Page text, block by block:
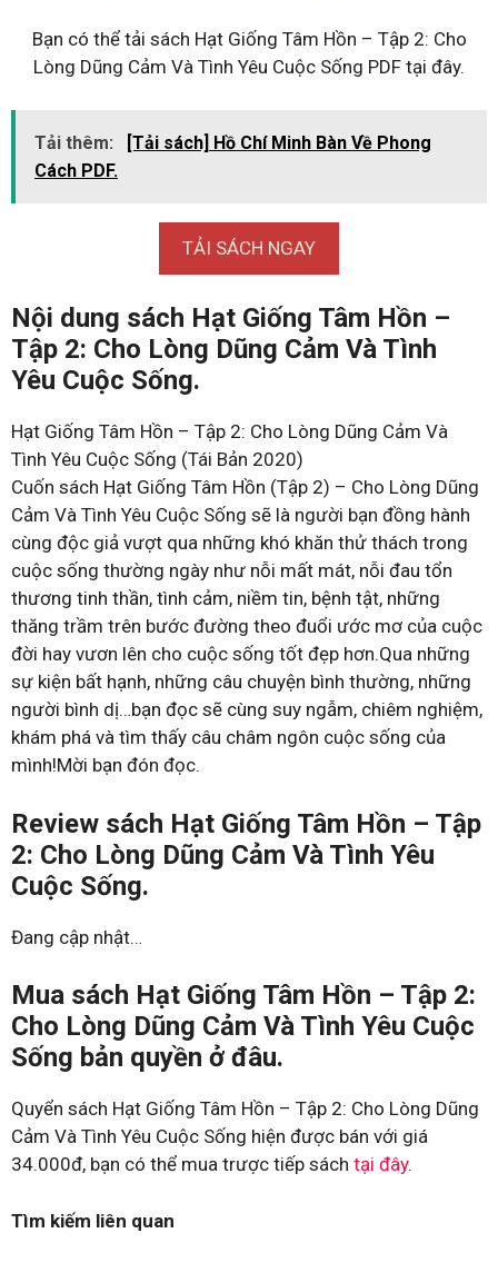
Bạn có thể tải sách Hạt Giống Tâm Hồn – Tập 2: Cho
Lòng Dũng Cảm Và Tình Yêu Cuộc Sống PDF tại đây.
Tải thêm:
[Tải sách] Hồ Chí Minh Bàn Về Phong
Cách PDF.
TẢI SÁCH NGAY
Nội dung sách Hạt Giống Tâm Hồn –
Tập 2: Cho Lòng Dũng Cảm Và Tình
Yêu Cuộc Sống.
Hạt Giống Tâm Hồn – Tập 2: Cho Lòng Dũng Cảm Và
Tình Yêu Cuộc Sống (Tái Bản 2020)
Cuốn sách Hạt Giống Tâm Hồn (Tập 2) – Cho Lòng Dũng
Cảm Và Tình Yêu Cuộc Sống sẽ là người bạn đồng hành
cùng độc giả vượt qua những khó khăn thử thách trong
cuộc sống thường ngày như nỗi mất mát, nỗi đau tổn
thương tinh thần, tình cảm, niềm tin, bệnh tật, những
thăng trầm trên bước đường theo đuổi ước mơ của cuộc
đời hay vươn lên cho cuộc sống tốt đẹp hơn.Qua những
sự kiện bất hạnh, những câu chuyện bình thường, những
người bình dị…bạn đọc sẽ cùng suy ngẫm, chiêm nghiệm,
khám phá và tìm thấy câu châm ngôn cuộc sống của
mình!Mời bạn đón đọc.
Review sách Hạt Giống Tâm Hồn – Tập
2: Cho Lòng Dũng Cảm Và Tình Yêu
Cuộc Sống.
Đang cập nhật…
Mua sách Hạt Giống Tâm Hồn – Tập 2:
Cho Lòng Dũng Cảm Và Tình Yêu Cuộc
Sống bản quyền ở đâu.
Quyển sách Hạt Giống Tâm Hồn – Tập 2: Cho Lòng Dũng
Cảm Và Tình Yêu Cuộc Sống hiện được bán với giá
34.000đ, bạn có thể mua trược tiếp sách tại đây.
Tìm kiếm liên quan